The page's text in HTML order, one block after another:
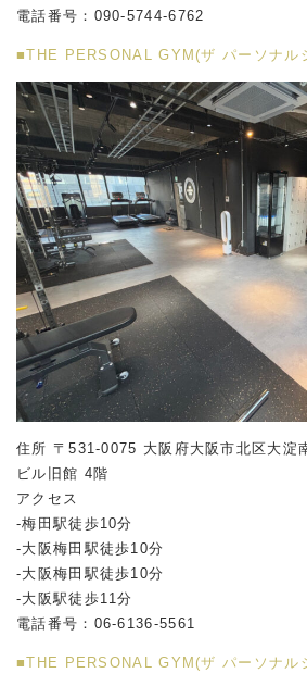
電話番号：090-5744-6762
■THE PERSONAL GYM(ザ パーソナル
住所 〒531-0075 大阪府大阪市北区大
ビル旧館 4階
アクセス
-梅田駅徒歩10分
-大阪梅田駅徒歩10分
-大阪梅田駅徒歩10分
-大阪駅徒歩11分
電話番号：06-6136-5561
■THE PERSONAL GYM(ザ パーソナル